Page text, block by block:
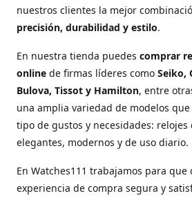
nuestros clientes la mejor
precisión, durabilidad y estilo.
En nuestra tienda puedes comprar
online de firmas líderes como Seiko,
Bulova, Tissot y Hamilton, entre
una amplia variedad de modelos
tipo de gustos y necesidades: relojes
elegantes, modernos y de uso diario.
En Watches111 trabajamos para
experiencia de compra segura y